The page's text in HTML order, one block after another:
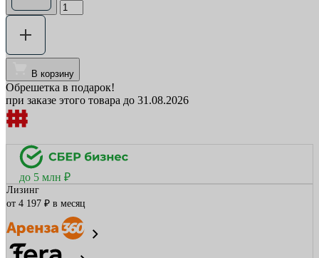
В корзину
Обрешетка в подарок!
при заказе этого товара до 31.08.2026
до 5 млн ₽
Лизинг
от 4 197 ₽ в месяц